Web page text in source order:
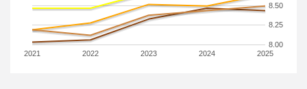
2021 2022 2023 2024 2025
8.00
8.25
8.50